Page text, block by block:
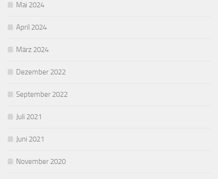
Mai 2024
April 2024
März 2024
Dezember 2022
September 2022
Juli 2021
Juni 2021
November 2020